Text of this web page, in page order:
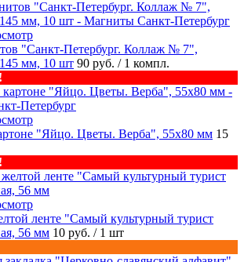
"Санкт-Петербург. Коллаж № 7",
мм, 10 шт 90 руб. / 1 компл.
"Яйцо. Цветы. Верба", 55х80 мм 15
ленте "Самый культурный турист
56 мм 10 руб. / 1 шт